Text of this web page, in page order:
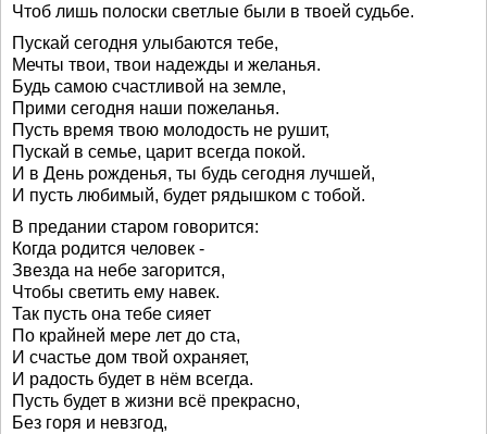
Чтоб лишь полоски светлые были в твоей судьбе.
Пускай сегодня улыбаются тебе,
Мечты твои, твои надежды и желанья.
Будь самою счастливой на земле,
Прими сегодня наши пожеланья.
Пусть время твою молодость не рушит,
Пускай в семье, царит всегда покой.
И в День рожденья, ты будь сегодня лучшей,
И пусть любимый, будет рядышком с тобой.
В предании старом говорится:
Когда родится человек -
Звезда на небе загорится,
Чтобы светить ему навек.
Так пусть она тебе сияет
По крайней мере лет до ста,
И счастье дом твой охраняет,
И радость будет в нём всегда.
Пусть будет в жизни всё прекрасно,
Без горя и невзгод,